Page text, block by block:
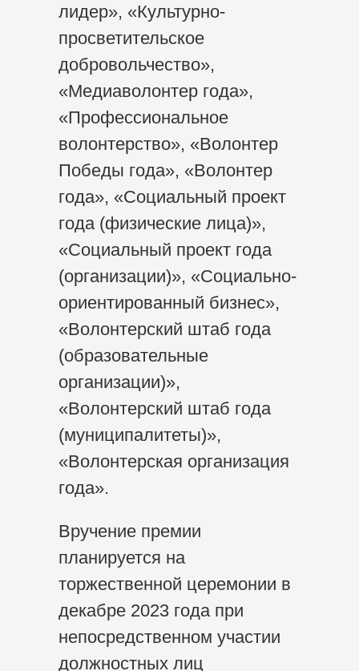
лидер», «Культурно-
просветительское
добровольчество»,
«Медиаволонтер года»,
«Профессиональное
волонтерство», «Волонтер
Победы года», «Волонтер
года», «Социальный проект
года (физические лица)»,
«Социальный проект года
(организации)», «Социально-
ориентированный бизнес»,
«Волонтерский штаб года
(образовательные
организации)»,
«Волонтерский штаб года
(муниципалитеты)»,
«Волонтерская организация
года».
Вручение премии
планируется на
торжественной церемонии в
декабре 2023 года при
непосредственном участии
должностных лиц